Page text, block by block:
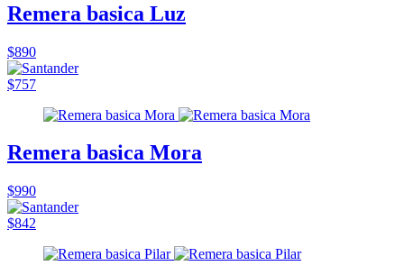
Remera basica Luz
$890
$757
Remera basica Mora
$990
$842